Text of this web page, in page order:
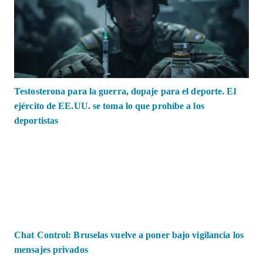
Testosterona para la guerra, dopaje para el deporte. El
ejército de EE.UU. se toma lo que prohíbe a los
deportistas
Chat Control: Bruselas vuelve a poner bajo vigilancia los
mensajes privados